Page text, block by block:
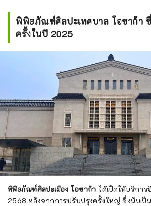
พิพิธภัณฑ์ศิลปะเทศบาล โอซาก้า ซึ่
ครั้งในปี 2025
พิพิธภัณฑ์ศิลปะเมือง โอซาก้า ได้เปิดให้บริกา
2568 หลังจากการปรับปรุงครั้งใหญ่ ซึ่งนับเป็